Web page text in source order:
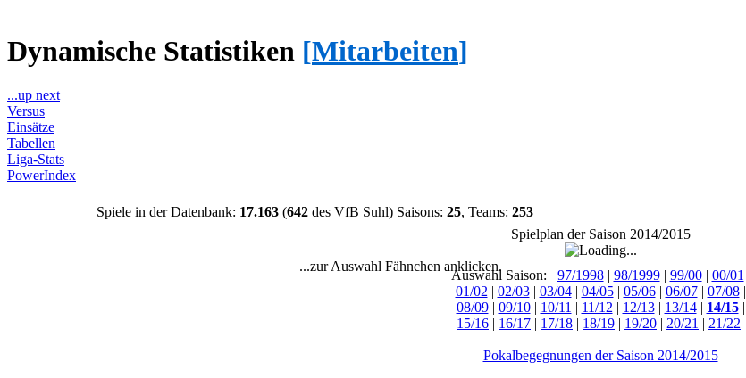
Dynamische Statistiken [Mitarbeiten]
...up next
Versus
Einsätze
Tabellen
Liga-Stats
PowerIndex
Spiele in der Datenbank: 17.163(642des VfB Suhl) Saisons: 25, Teams: 253
Spielplan der Saison 2014/2015
...zur Auswahl Fähnchen anklicken.
Auswahl Saison: 97/1998| 98/1999| 99/00| 00/01
01/02 | 02/03| 03/04| 04/05| 05/06| 06/07| 07/08|
08/09| 09/10| 10/11 | 11/12 | 12/13| 13/14| 14/15|
15/16 | 16/17 | 17/18 | 18/19 | 19/20 | 20/21 | 21/22
Pokalbegegnungen der Saison 2014/2015